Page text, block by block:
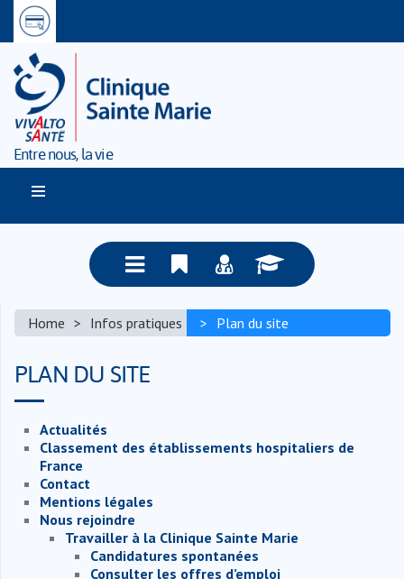
Entre nous, la vie
Home Infos pratiques Plan du site
PLAN DU SITE
Actualités
Classement des établissements hospitaliers de
France
Contact
Mentions légales
Nous rejoindre
Travailler à la Clinique Sainte Marie
Candidatures spontanées
Consulter les offres d’emploi